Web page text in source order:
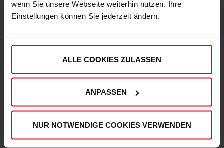
wenn Sie unsere Webseite weiterhin nutzen. Ihre
Einstellungen können Sie jederzeit ändern.
ALLE COOKIES ZULASSEN
ANPASSEN
NUR NOTWENDIGE COOKIES VERWENDEN
DEINE VORTEILE IN UNSEREM SHOP